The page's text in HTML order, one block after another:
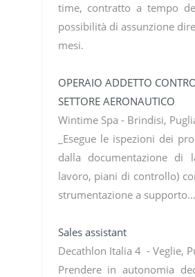
time, contratto a tempo
possibilità di assunzione
mesi.
OPERAIO ADDETTO
SETTORE AERONAUTICO
Wintime Spa - Brindisi,
_Esegue le ispezioni dei
dalla documentazione di
lavoro, piani di controllo)
strumentazione a supporto…
Sales assistant
Decathlon Italia 4 - Veglie,
Prendere in autonomia